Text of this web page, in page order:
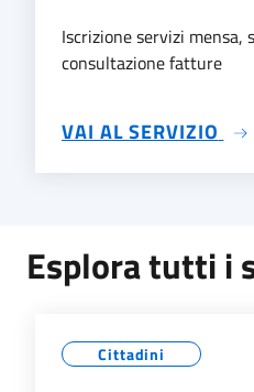
Iscrizione servizi mensa,
consultazione fatture
VAI AL SERVIZIO
Esplora tutti i
Cittadini